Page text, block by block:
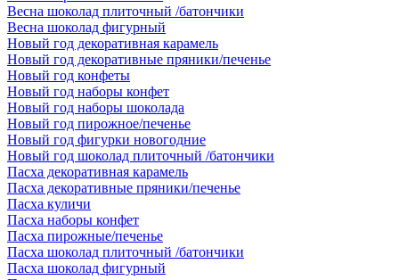
Весна шоколад плиточный /батончики
Весна шоколад фигурный
Новый год декоративная карамель
Новый год декоративные пряники/печенье
Новый год конфеты
Новый год наборы конфет
Новый год наборы шоколада
Новый год пирожное/печенье
Новый год фигурки новогодние
Новый год шоколад плиточный /батончики
Пасха декоративная карамель
Пасха декоративные пряники/печенье
Пасха куличи
Пасха наборы конфет
Пасха пирожные/печенье
Пасха шоколад плиточный /батончики
Пасха шоколад фигурный